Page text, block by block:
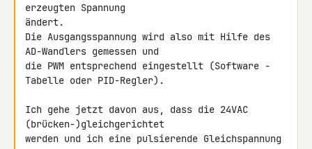
erzeugten Spannung
ändert.
Die Ausgangsspannung wird also mit Hilfe des
AD-Wandlers gemessen und
die PWM entsprechend eingestellt (Software -
Tabelle oder PID-Regler).
Ich gehe jetzt davon aus, dass die 24VAC
(brücken-)gleichgerichtet
werden und ich eine pulsierende Gleichspannung